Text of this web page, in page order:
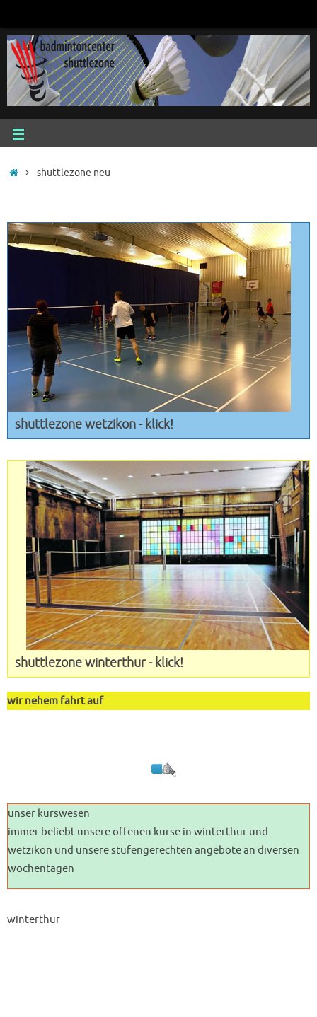
shuttlezone neu
shuttlezone wetzikon - klick!
shuttlezone winterthur - klick!
wir nehem fahrt auf
unser kurswesen
immer beliebt unsere offenen kurse in winterthur und
wetzikon und unsere stufengerechten angebote an diversen
wochentagen
winterthur